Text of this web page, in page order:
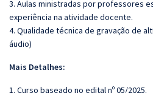
3. Aulas ministradas por professores
experiência na atividade docente.
4. Qualidade técnica de gravação de
áudio)
Mais Detalhes:
1. Curso baseado no edital nº 05/2025.